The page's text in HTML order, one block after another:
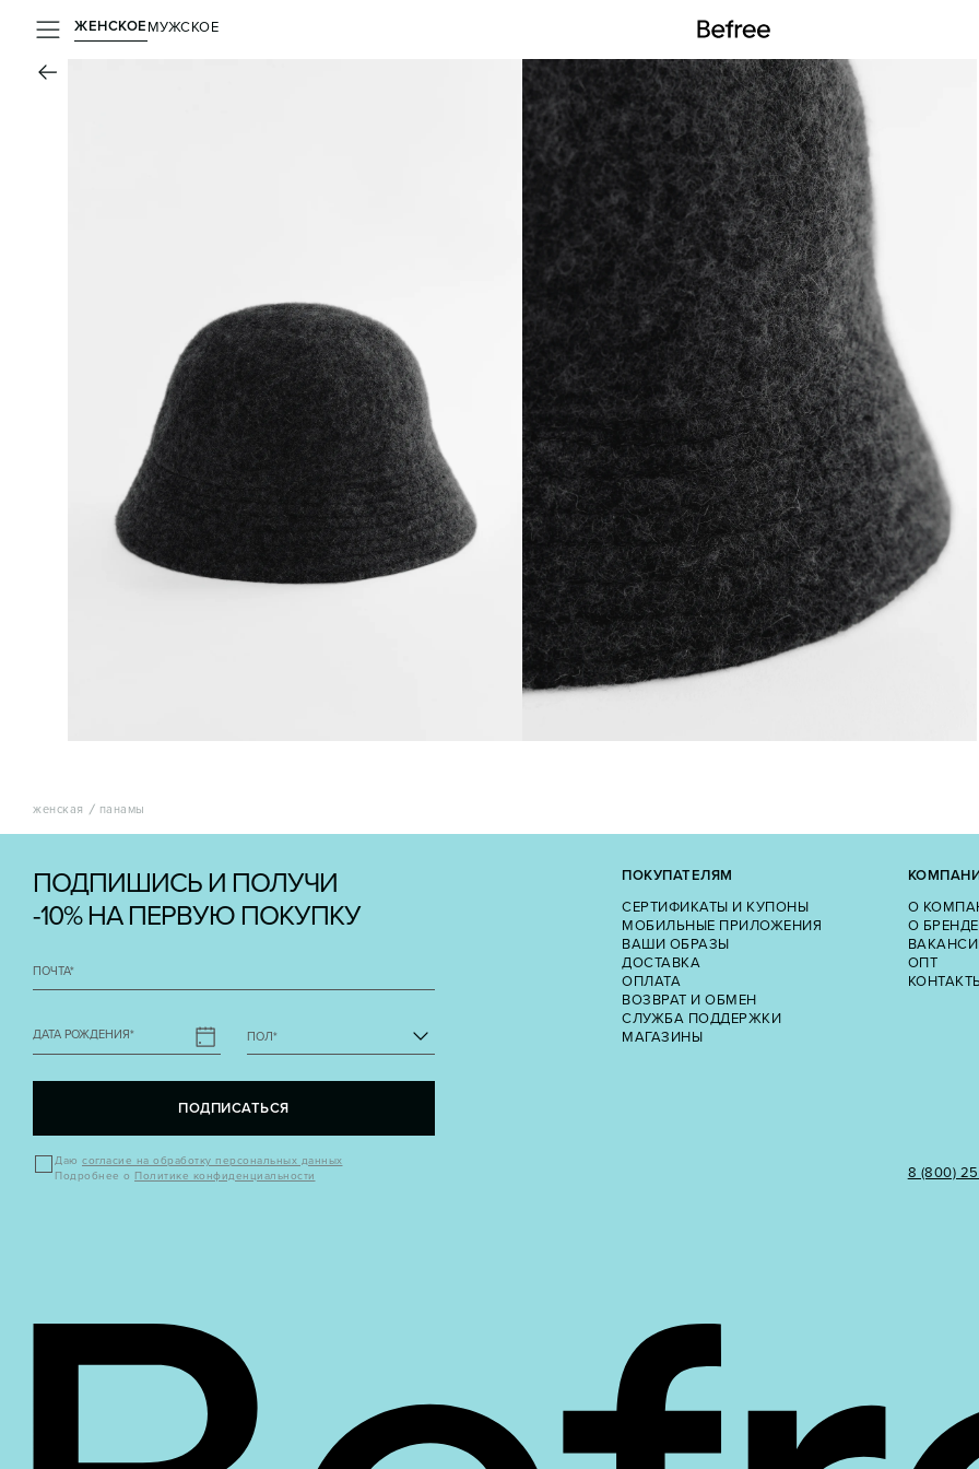
ЖЕНСКОЕМУЖСКОЕ
женская панамы
ПОДПИШИСЬ И ПОЛУЧИ
-10% НА ПЕРВУЮ ПОКУПКУ
ПОЧТА*
ДАТА РОЖДЕНИЯ* ПОЛ*
ПОДПИСАТЬСЯ
Даю согласие на обработку персональных данных
Подробнее о Политике конфиденциальности
ПОКУПАТЕЛЯМ
СЕРТИФИКАТЫ И КУПОНЫ
МОБИЛЬНЫЕ ПРИЛОЖЕНИЯ
ВАШИ ОБРАЗЫ
ДОСТАВКА
ОПЛАТА
ВОЗВРАТ И ОБМЕН
СЛУЖБА ПОДДЕРЖКИ
МАГАЗИНЫ
О
О БРЕНДЕ
ОПТ
8 (800)